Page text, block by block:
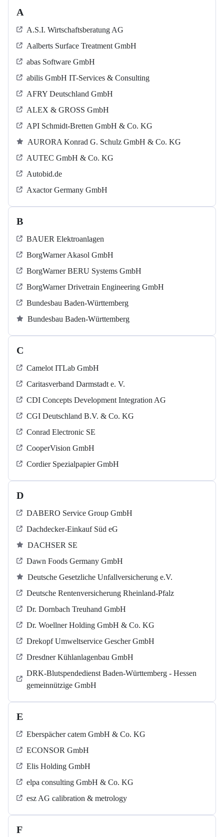
A
A.S.I. Wirtschaftsberatung AG
Aalberts Surface Treatment GmbH
abas Software GmbH
abilis GmbH IT-Services & Consulting
AFRY Deutschland GmbH
ALEX & GROSS GmbH
API Schmidt-Bretten GmbH & Co. KG
AURORA Konrad G. Schulz GmbH & Co. KG
AUTEC GmbH & Co. KG
Autobid.de
Axactor Germany GmbH
B
BAUER Elektroanlagen
BorgWarner Akasol GmbH
BorgWarner BERU Systems GmbH
BorgWarner Drivetrain Engineering GmbH
Bundesbau Baden-Württemberg
Bundesbau Baden-Württemberg
C
Camelot ITLab GmbH
Caritasverband Darmstadt e. V.
CDI Concepts Development Integration AG
CGI Deutschland B.V. & Co. KG
Conrad Electronic SE
CooperVision GmbH
Cordier Spezialpapier GmbH
D
DABERO Service Group GmbH
Dachdecker-Einkauf Süd eG
DACHSER SE
Dawn Foods Germany GmbH
Deutsche Gesetzliche Unfallversicherung e.V.
Deutsche Rentenversicherung Rheinland-Pfalz
Dr. Dornbach Treuhand GmbH
Dr. Woellner Holding GmbH & Co. KG
Drekopf Umweltservice Gescher GmbH
Dresdner Kühlanlagenbau GmbH
DRK-Blutspendedienst Baden-Württemberg - Hessen
gemeinnützige GmbH
E
Eberspächer catem GmbH & Co. KG
ECONSOR GmbH
Elis Holding GmbH
elpa consulting GmbH & Co. KG
esz AG calibration & metrology
F